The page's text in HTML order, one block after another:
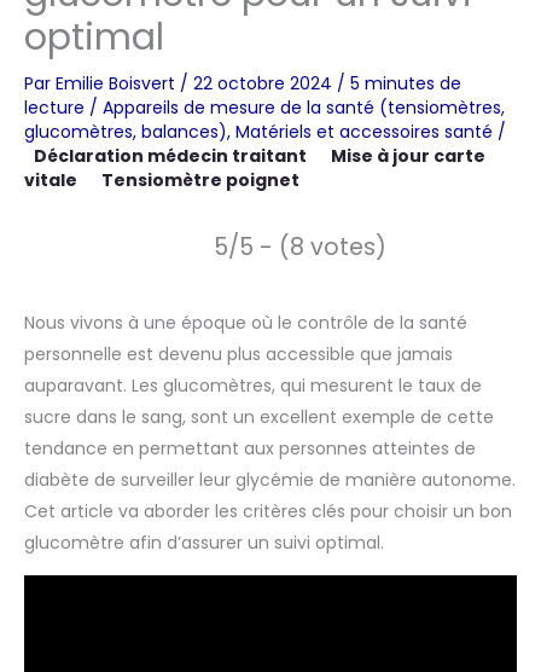
optimal
Par Emilie Boisvert / 22 octobre 2024 / 5 minutes de
lecture / Appareils de mesure de la santé (tensiomètres,
glucomètres, balances), Matériels et accessoires santé /
Déclaration médecin traitant
Mise à jour carte
vitale
Tensiomètre poignet
5/5 - (8 votes)
Nous vivons à une époque où le contrôle de la santé
personnelle est devenu plus accessible que jamais
auparavant. Les glucomètres, qui mesurent le taux de
sucre dans le sang, sont un excellent exemple de cette
tendance en permettant aux personnes atteintes de
diabète de surveiller leur glycémie de manière autonome.
Cet article va aborder les critères clés pour choisir un bon
glucomètre afin d’assurer un suivi optimal.